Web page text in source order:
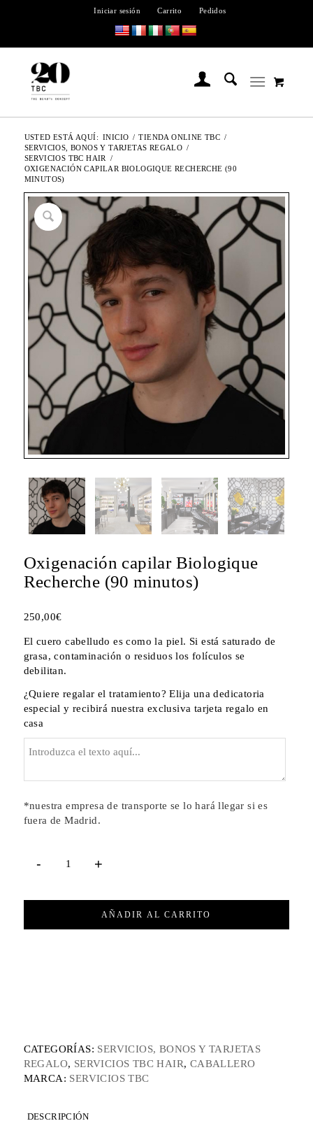
Iniciar sesión Carrito Pedidos
USTED ESTÁ AQUÍ: INICIO / TIENDA ONLINE TBC /
SERVICIOS, BONOS Y TARJETAS REGALO /
SERVICIOS TBC HAIR
/
OXIGENACIÓN CAPILAR BIOLOGIQUE RECHERCHE (90
MINUTOS)
Oxigenación capilar Biologique
Recherche (90 minutos)
250,00€
El cuero cabelludo es como la piel. Si está saturado de
grasa, contaminación o residuos los folículos se
debilitan.
¿Quiere regalar el tratamiento? Elija una dedicatoria
especial y recibirá nuestra exclusiva tarjeta regalo en
casa
*nuestra empresa de transporte se lo hará llegar si es
fuera de Madrid.
AÑADIR AL CARRITO
CATEGORÍAS: SERVICIOS, BONOS Y TARJETAS
REGALO, SERVICIOS TBC HAIR, CABALLERO
MARCA: SERVICIOS TBC
DESCRIPCIÓN